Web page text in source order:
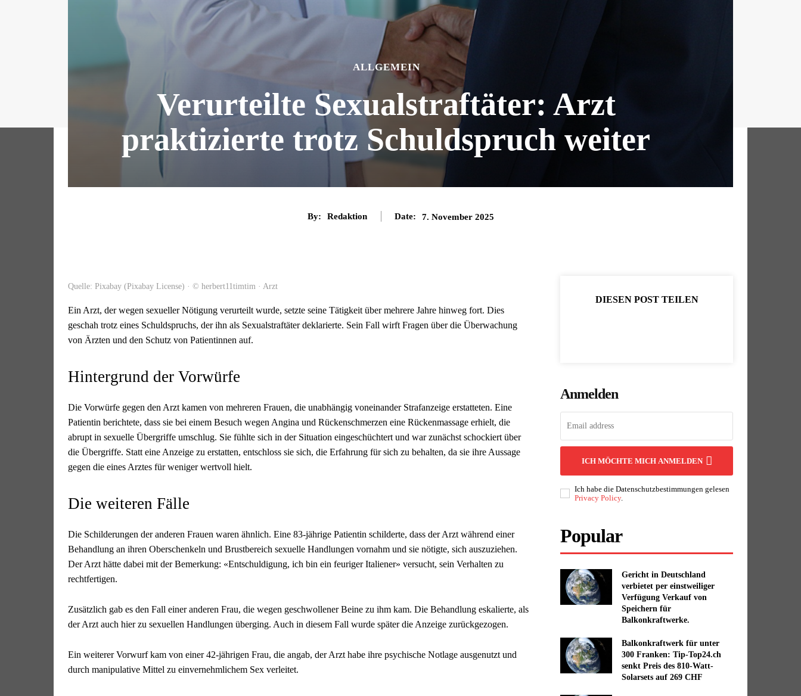
ALLGEMEIN
Verurteilte Sexualstraftäter: Arzt
praktizierte trotz Schuldspruch weiter
By: Redaktion Date: 7. November 2025
Quelle: Pixabay (Pixabay License) · © herbert11timtim · Arzt
Ein Arzt, der wegen sexueller Nötigung verurteilt wurde, setzte seine Tätigkeit über mehrere Jahre hinweg fort. Dies
geschah trotz eines Schuldspruchs, der ihn als Sexualstraftäter deklarierte. Sein Fall wirft Fragen über die Überwachung
von Ärzten und den Schutz von Patientinnen auf.
Hintergrund der Vorwürfe
Die Vorwürfe gegen den Arzt kamen von mehreren Frauen, die unabhängig voneinander Strafanzeige erstatteten. Eine
Patientin berichtete, dass sie bei einem Besuch wegen Angina und Rückenschmerzen eine Rückenmassage erhielt, die
abrupt in sexuelle Übergriffe umschlug. Sie fühlte sich in der Situation eingeschüchtert und war zunächst schockiert über
die Übergriffe. Statt eine Anzeige zu erstatten, entschloss sie sich, die Erfahrung für sich zu behalten, da sie ihre Aussage
gegen die eines Arztes für weniger wertvoll hielt.
Die weiteren Fälle
Die Schilderungen der anderen Frauen waren ähnlich. Eine 83-jährige Patientin schilderte, dass der Arzt während einer
Behandlung an ihren Oberschenkeln und Brustbereich sexuelle Handlungen vornahm und sie nötigte, sich auszuziehen.
Der Arzt hätte dabei mit der Bemerkung: «Entschuldigung, ich bin ein feuriger Italiener» versucht, sein Verhalten zu
rechtfertigen.
Zusätzlich gab es den Fall einer anderen Frau, die wegen geschwollener Beine zu ihm kam. Die Behandlung eskalierte, als
der Arzt auch hier zu sexuellen Handlungen überging. Auch in diesem Fall wurde später die Anzeige zurückgezogen.
Ein weiterer Vorwurf kam von einer 42-jährigen Frau, die angab, der Arzt habe ihre psychische Notlage ausgenutzt und
durch manipulative Mittel zu einvernehmlichem Sex verleitet.
DIESEN POST TEILEN
Anmelden
ICH MÖCHTE MICH ANMELDEN
Ich habe die Datenschutzbestimmungen gelesen
Privacy Policy.
Popular
Gericht in Deutschland
verbietet per einstweiliger
Verfügung Verkauf von
Speichern für
Balkonkraftwerke.
Balkonkraftwerk für unter
300 Franken: Tip-Top24.ch
senkt Preis des 810-Watt-
Solarsets auf 269 CHF